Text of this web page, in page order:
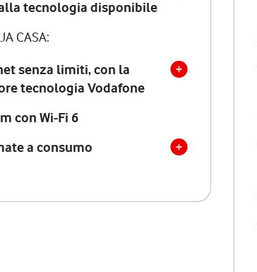
tecnologia disponibile
CASA:
senza limiti, con la
tecnologia Vodafone
con Wi-Fi 6
a consumo